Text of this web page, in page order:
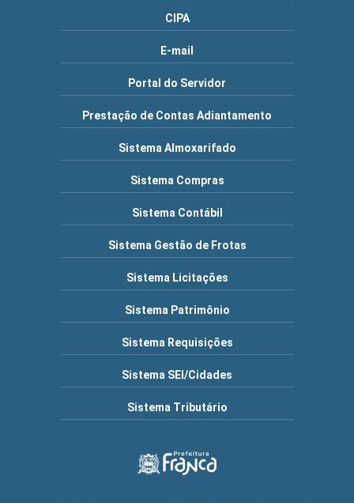
CIPA
E-mail
Portal do Servidor
Prestação de Contas Adiantamento
Sistema Almoxarifado
Sistema Compras
Sistema Contábil
Sistema Gestão de Frotas
Sistema Licitações
Sistema Patrimônio
Sistema Requisições
Sistema SEI/Cidades
Sistema Tributário